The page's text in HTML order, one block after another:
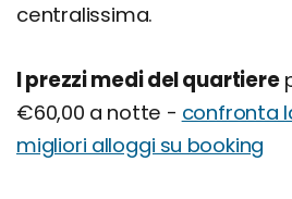
centralissima.
I prezzi medi del quartiere
€60,00 a notte - confronta
migliori alloggi su booking